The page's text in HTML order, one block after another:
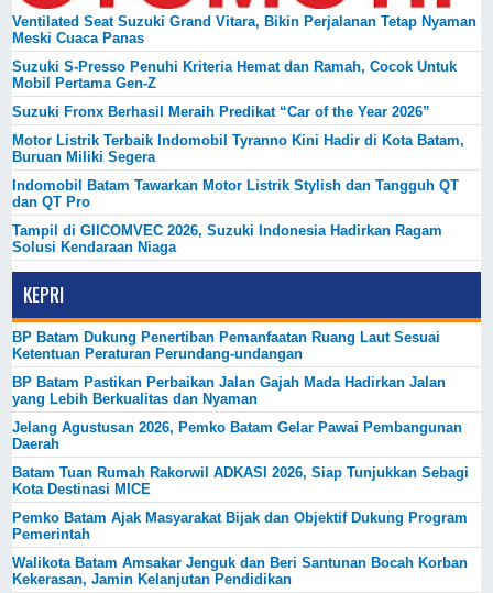
Ventilated Seat Suzuki Grand Vitara, Bikin Perjalanan Tetap Nyaman
Meski Cuaca Panas
Suzuki S-Presso Penuhi Kriteria Hemat dan Ramah, Cocok Untuk
Mobil Pertama Gen-Z
Suzuki Fronx Berhasil Meraih Predikat “Car of the Year 2026”
Motor Listrik Terbaik Indomobil Tyranno Kini Hadir di Kota Batam,
Buruan Miliki Segera
Indomobil Batam Tawarkan Motor Listrik Stylish dan Tangguh QT
dan QT Pro
Tampil di GIICOMVEC 2026, Suzuki Indonesia Hadirkan Ragam
Solusi Kendaraan Niaga
KEPRI
BP Batam Dukung Penertiban Pemanfaatan Ruang Laut Sesuai
Ketentuan Peraturan Perundang-undangan
BP Batam Pastikan Perbaikan Jalan Gajah Mada Hadirkan Jalan
yang Lebih Berkualitas dan Nyaman
Jelang Agustusan 2026, Pemko Batam Gelar Pawai Pembangunan
Daerah
Batam Tuan Rumah Rakorwil ADKASI 2026, Siap Tunjukkan Sebagi
Kota Destinasi MICE
Pemko Batam Ajak Masyarakat Bijak dan Objektif Dukung Program
Pemerintah
Walikota Batam Amsakar Jenguk dan Beri Santunan Bocah Korban
Kekerasan, Jamin Kelanjutan Pendidikan